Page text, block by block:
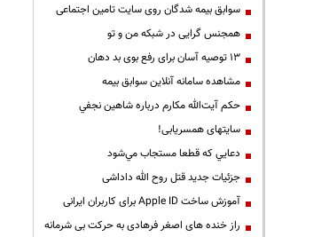
سوابق بیمه شدگان روی سایت تامین اجتماعی
همجنس گرایی در شبکه من و تو
13 توصیه آسان برای رفع بوی بد دهان
مشاهده سامانه آنلاين سوابق بیمه
حكم آيت‌الله مكارم درباره شاهين نجفي
سایتهای همسریابی!
دعايي كه قطعا مستجاب مي‌شود
جزئیات جدید قتل روح الله داداشی
آموزش ساخت Apple ID برای کاربران ایرانی
راز خنده های اصغر فرهادی به حرکت بی شرمانه